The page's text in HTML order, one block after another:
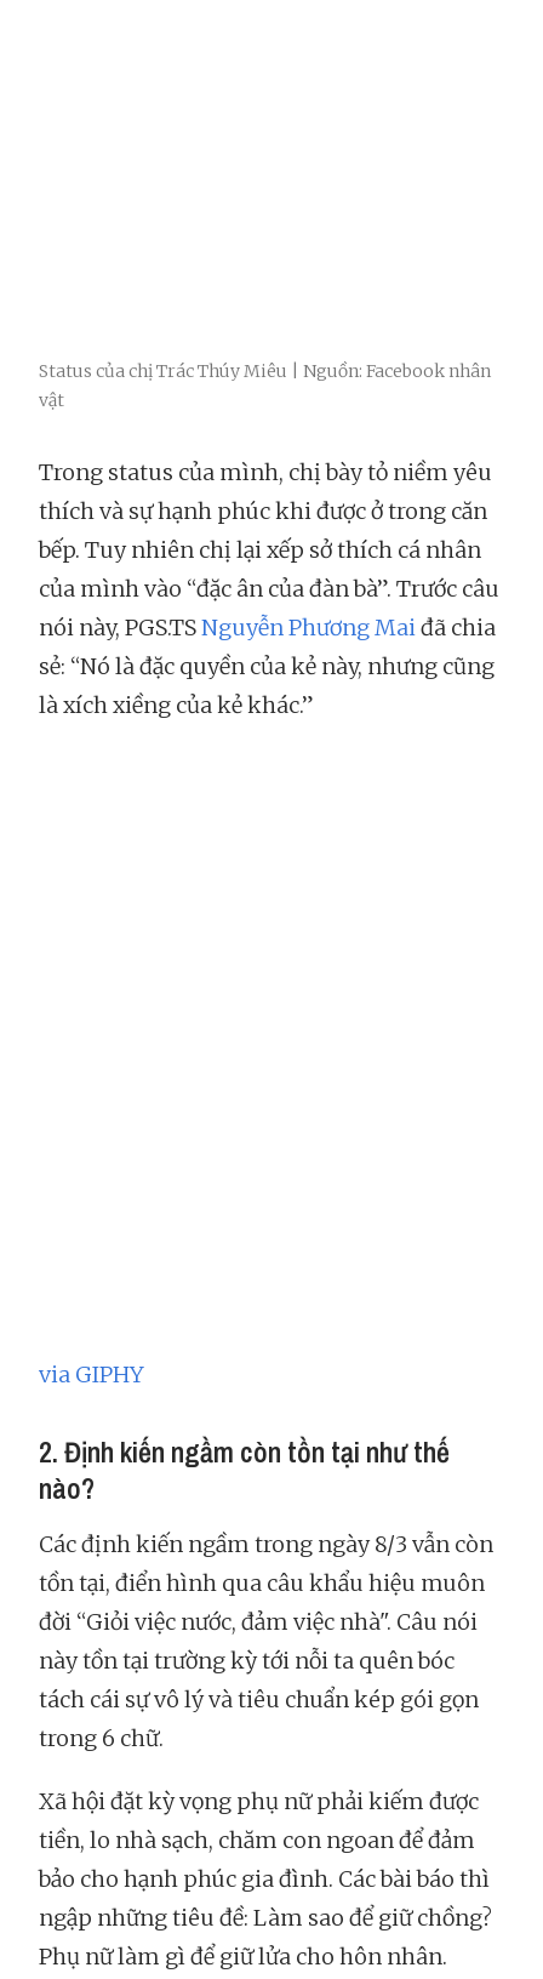
Status của chị Trác Thúy Miêu | Nguồn: Facebook nhân
vật
Trong status của mình, chị bày tỏ niềm yêu
thích và sự hạnh phúc khi được ở trong căn
bếp. Tuy nhiên chị lại xếp sở thích cá nhân
của mình vào “đặc ân của đàn bà”. Trước câu
nói này, PGS.TSNguyễn Phương Maiđã chia
sẻ: “Nó là đặc quyền của kẻ này, nhưng cũng
là xích xiềng của kẻ khác.”
via GIPHY
2. Định kiến ngầm còn tồn tại như thế
nào?
Các định kiến ngầm trong ngày 8/3 vẫn còn
tồn tại, điển hình qua câu khẩu hiệu muôn
đời “Giỏi việc nước, đảm việc nhà". Câu nói
này tồn tại trường kỳ tới nỗi ta quên bóc
tách cái sự vô lý và tiêu chuẩn kép gói gọn
trong 6 chữ.
Xã hội đặt kỳ vọng phụ nữ phải kiếm được
tiền, lo nhà sạch, chăm con ngoan để đảm
bảo cho hạnh phúc gia đình. Các bài báo thì
ngập những tiêu đề: Làm sao để giữ chồng?
Phụ nữ làm gì để giữ lửa cho hôn nhân.